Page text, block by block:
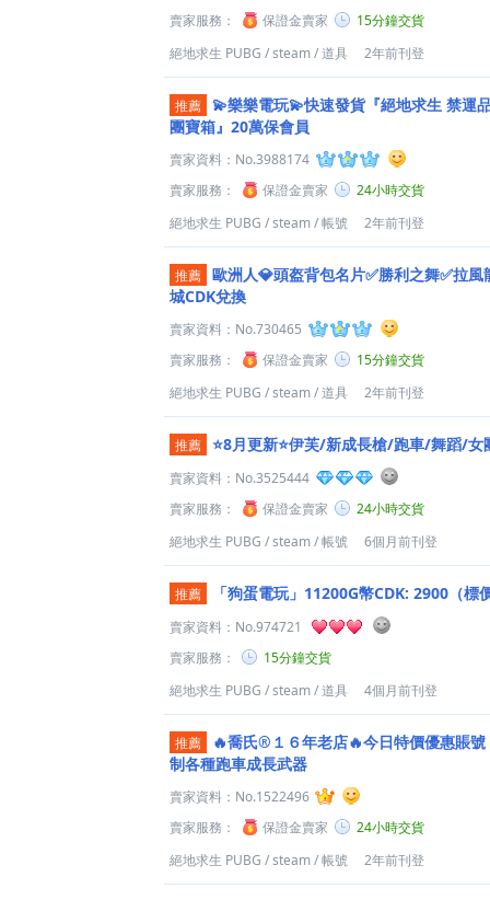
賣家服務：
保證金賣家
15分鐘交貨
絕地求生 PUBG /steam/道具 2年前刊登
推薦 💫樂樂電玩💫快速發貨『絕地求生 禁運
團寶箱』20萬保會員
賣家資料： No.3988174
賣家服務：
保證金賣家
24小時交貨
絕地求生 PUBG /steam/帳號 2年前刊登
推薦 歐洲人💎頭盔背包名片✅勝利之舞✅拉風
城CDK兌換
賣家資料： No.730465
賣家服務：
保證金賣家
15分鐘交貨
絕地求生 PUBG /steam/道具 2年前刊登
推薦 ⭐8月更新⭐️伊芙/新成長槍/跑車/舞蹈/女
賣家資料： No.3525444
賣家服務：
保證金賣家
24小時交貨
絕地求生 PUBG /steam/帳號 6個月前刊登
推薦 「狗蛋電玩」11200G幣CDK: 2900（標
賣家資料： No.974721
賣家服務：
15分鐘交貨
絕地求生 PUBG /steam/道具 4個月前刊登
推薦
🔥喬氏®１６年老店🔥今日特價優惠賬
制各種跑車成長武器
賣家資料： No.1522496
賣家服務：
保證金賣家
24小時交貨
絕地求生 PUBG /steam/帳號 2年前刊登